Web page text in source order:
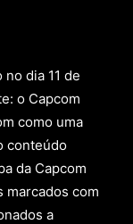
dia 11 de
o Capcom
como uma
conteúdo
da Capcom
marcados com
a